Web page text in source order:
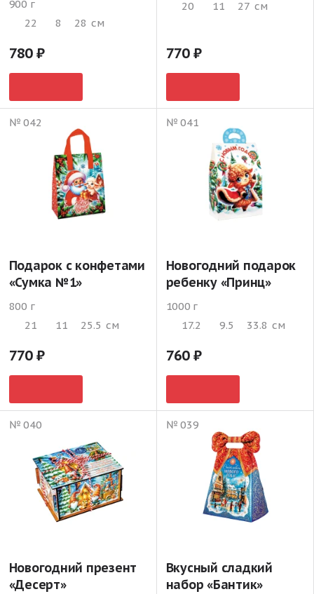
900 г
22
8 28 см
780
20 11 27 см
770
№ 042
Подарок с конфетами
«Сумка №1»
800 г
21
11 25.5 см
770
№ 041
Новогодний подарок
ребенку «Принц»
1000 г
17.2
9.5 33.8 см
760
№ 040
Новогодний презент
«Десерт»
№ 039
Вкусный сладкий
набор «Бантик»